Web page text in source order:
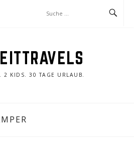
2 KIDS. 30 TAGE URLAUB.